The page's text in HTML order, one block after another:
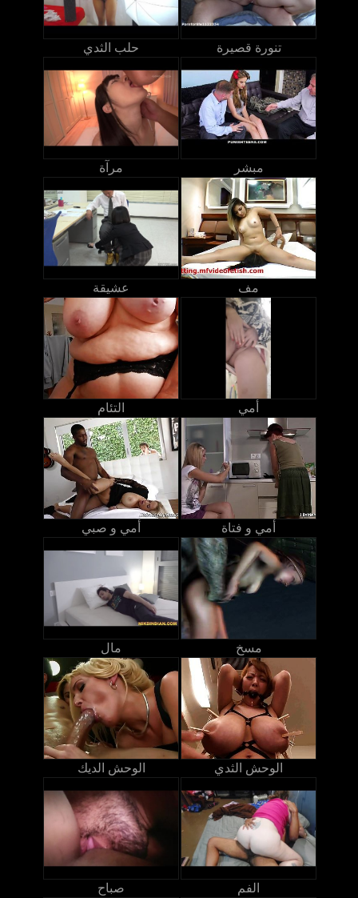
حلب الثدي تنورة قصيرة
مرآة مبشر
عشيقة مف
التئام أمي
أمي و صبي أمي و فتاة
مال مسخ
الوحش الديك الوحش الثدي
صباح الفم